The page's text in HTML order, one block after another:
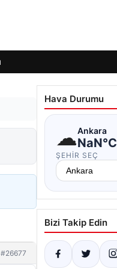
#26677
Hava Durumu
☁Ankara
NaN°C
ŞEHIR SEÇ
Bizi Takip Edin